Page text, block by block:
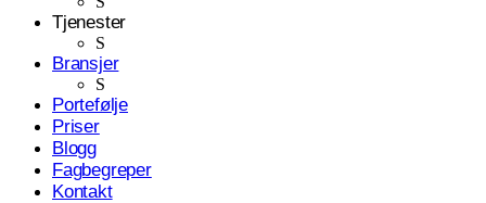
Tjenester
S
Bransjer
S
Portefølje
Priser
Blogg
Fagbegreper
Kontakt